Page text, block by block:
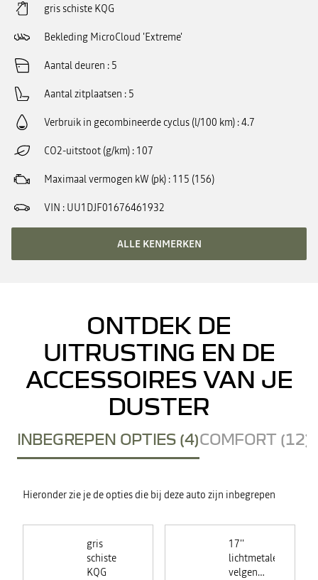
gris schiste KQG
Bekleding MicroCloud 'Extreme'
Aantal deuren 5
Aantal zitplaatsen 5
Verbruik in gecombineerde cyclus (l/100 km) 4.7
CO2-uitstoot (g/km) 107
Maximaal vermogen kW (pk) 115 (156)
VIN UU1DJF01676461932
ALLE KENMERKEN
ONTDEK DE
UITRUSTING EN DE
ACCESSOIRES VAN JE
DUSTER
INBEGREPEN OPTIES (4)COMFORT (12)
Hieronder zie je de opties die bij deze auto zijn inbegrepen
gris
schiste
KQG
17''
lichtmetalen
velgen